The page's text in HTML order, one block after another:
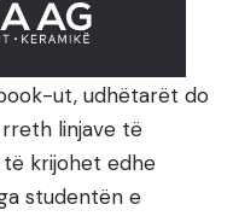
ut, udhëtarët do
linjave të
krijohet edhe
studentën e